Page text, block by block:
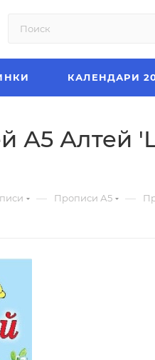
КАЛЕНДАРИ
Алтей
— Прописи А5 —